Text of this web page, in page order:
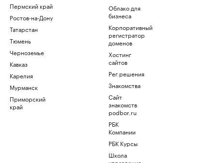
Пермский край
Ростов-на-Дону
Татарстан
Тюмень
Черноземье
Кавказ
Карелия
Мурманск
Приморский
край
Облако для
бизнеса
Корпоративный
регистратор
доменов
Хостинг
сайтов
Рег.решения
Знакомства
Сайт
знакомств
podbor.ru
РБК
Компании
РБК Курсы
Школа